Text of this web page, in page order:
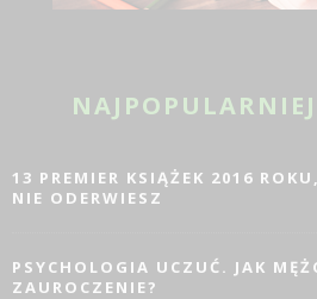
13 PREMIER KSIĄŻEK 2016
NIE ODERWIESZ
PSYCHOLOGIA UCZUĆ. JAK
ZAUROCZENIE?